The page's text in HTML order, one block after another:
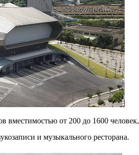
вместимостью от 200 до 1600 человек,
и музыкального ресторана.